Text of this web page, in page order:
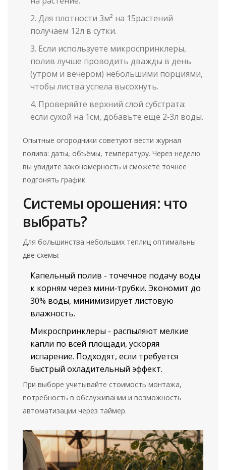
Для плотности 3м² на 15растений
получаем 12л в сутки.
Если используете микроспринклеры,
полив лучше проводить дважды в день
(утром и вечером) небольшими порциями,
чтобы листва успела высохнуть.
Проверяйте верхний слой субстрата:
если сухой на 1см, добавьте ещё 2‑3л воды.
Опытные огородники советуют вести журнал
полива: даты, объёмы, температуру. Через неделю
вы увидите закономерность и сможете точнее
подгонять график.
Системы орошения: что
выбрать?
Для большинства небольших теплиц оптимальны
две схемы:
Капельный полив - точечное подачу воды
к корням через мини‑трубки. Экономит до
30% воды, минимизирует листовую
влажность.
Микроспринклеры - распыляют мелкие
капли по всей площади, ускоряя
испарение. Подходят, если требуется
быстрый охладительный эффект.
При выборе учитывайте стоимость монтажа,
потребность в обслуживании и возможность
автоматизации через таймер.